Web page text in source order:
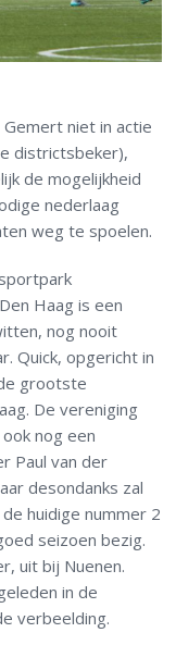
niet in actie
districtsbeker),
de mogelijkheid
nederlaag
weg te spoelen.
Haag is een
nog nooit
Quick, opgericht in
grootste
De vereniging
nog een
Paul van der
desondanks zal
huidige nummer 2
seizoen bezig.
uit bij Nuenen.
in de
verbeelding.